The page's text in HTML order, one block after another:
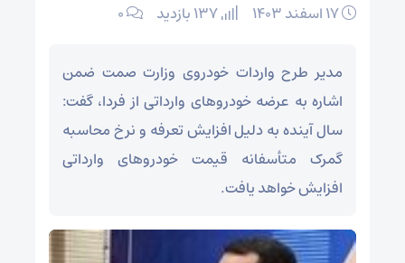
۰
مدیر طرح واردات خودروی وزارت صمت ضمن
اشاره به عرضه خودروهای وارداتی از فردا، گفت:
سال آینده به دلیل افزایش تعرفه و نرخ محاسبه
گمرک متأسفانه قیمت خودروهای وارداتی
افزایش خواهد یافت.